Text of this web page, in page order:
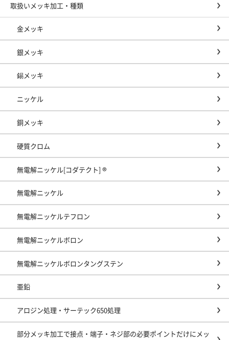
取扱いメッキ加工・種類
金メッキ
銀メッキ
錫メッキ
ニッケル
銅メッキ
硬質クロム
無電解ニッケル[コダテクト] ®
無電解ニッケル
無電解ニッケルテフロン
無電解ニッケルボロン
無電解ニッケルボロンタングステン
亜鉛
アロジン処理・サーテック650処理
部分メッキ加工で接点・端子・ネジ部の必要ポイントだけにメッ